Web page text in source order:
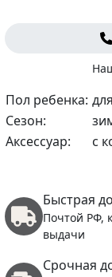
Пол ребенка:
Сезон:
Аксессуар:
с
Быстрая
Почтой РФ,
выдачи
Срочная